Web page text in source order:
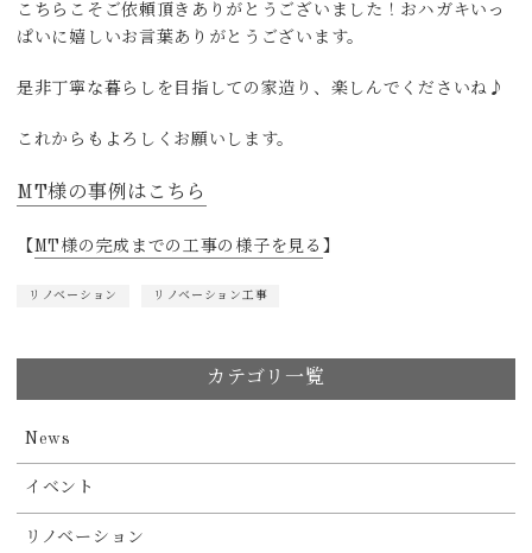
こちらこそご依頼頂きありがとうございました！おハガキいっ
ぱいに嬉しいお言葉ありがとうございます。
是非丁寧な暮らしを目指しての家造り、楽しんでくださいね♪
これからもよろしくお願いします。
MT様の事例はこちら
【 MT様の完成までの工事の様子を見る 】
リノベーション リノベーション工事
カテゴリ一覧
News
イベント
リノベーション